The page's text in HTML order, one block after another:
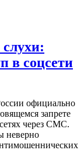
в соцсети
официально
запрете
через СМС.
неверно